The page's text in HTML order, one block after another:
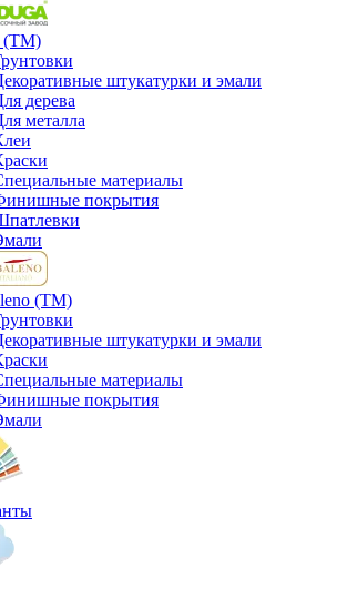
(ТМ)
штукатурки и эмали
дерева
металла
материалы
покрытия
(ТМ)
штукатурки и эмали
материалы
покрытия